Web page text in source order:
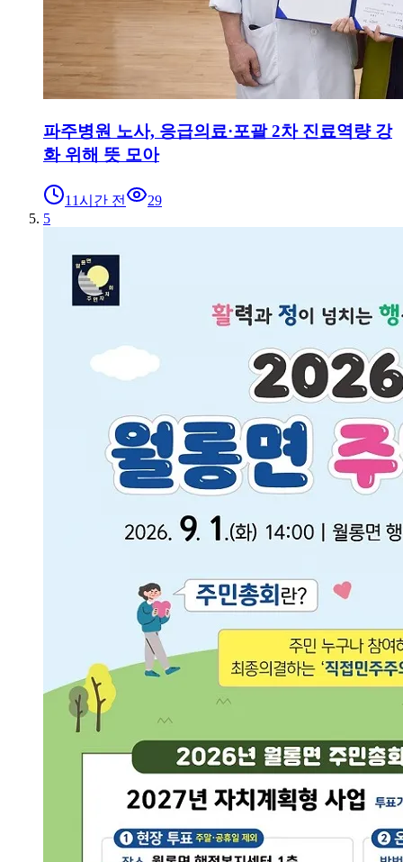
파주병원 노사, 응급의료·포괄 2차 진료역량 강
화 위해 뜻 모아
11시간 전
29
5